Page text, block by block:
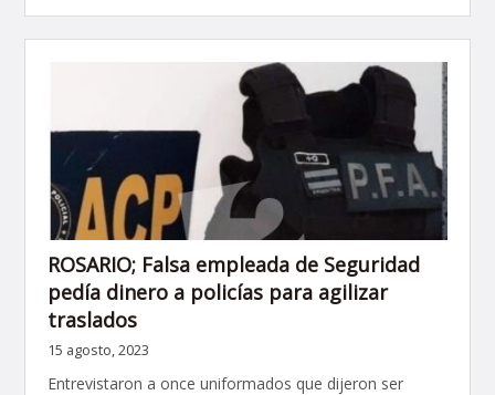
ROSARIO; Falsa empleada de Seguridad
pedía dinero a policías para agilizar
traslados
15 agosto, 2023
Entrevistaron a once uniformados que dijeron ser